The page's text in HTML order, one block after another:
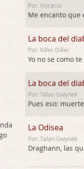
Por: Horacio
La boca del
Por: Killer Diller
Yo no se como
La boca del
Por: Talan Gwynek
La Odisea
Por: Talan Gwynek